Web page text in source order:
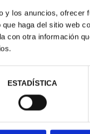
y los anuncios, ofrecer
haga del sitio web
con otra información
ESTADÍSTICA
ONZA